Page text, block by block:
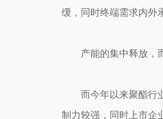
缓，同时终端需求内外
产能的集中释放，
而今年以来聚酯行
制力较强，同时上市企